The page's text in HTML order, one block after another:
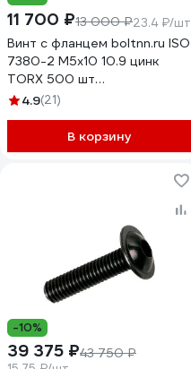
11 700 ₽13 000 ₽23.4 ₽/шт
Винт с фланцем boltnn.ru ISO
7380-2 М5х10 10.9 цинк
TORX 500 шт
4687207797870
4.9(21)
В корзину
-10%
39 375 ₽43 750 ₽